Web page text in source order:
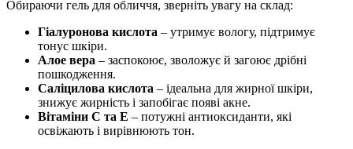
Обираючи гель для обличчя, зверніть увагу на склад:
Гіалуронова кислота – утримує вологу, підтримує
тонус шкіри.
Алое вера – заспокоює, зволожує й загоює дрібні
пошкодження.
Саліцилова кислота – ідеальна для жирної шкіри,
знижує жирність і запобігає появі акне.
Вітаміни С та Е – потужні антиоксиданти, які
освіжають і вирівнюють тон.